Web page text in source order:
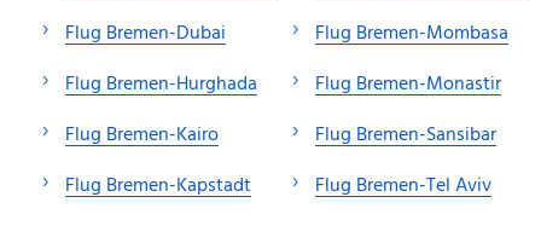
Flug Bremen-Dubai
Flug Bremen-Hurghada
Flug Bremen-Kairo
Flug Bremen-Kapstadt
Flug Bremen-Mombasa
Flug Bremen-Monastir
Flug Bremen-Sansibar
Flug Bremen-Tel Aviv